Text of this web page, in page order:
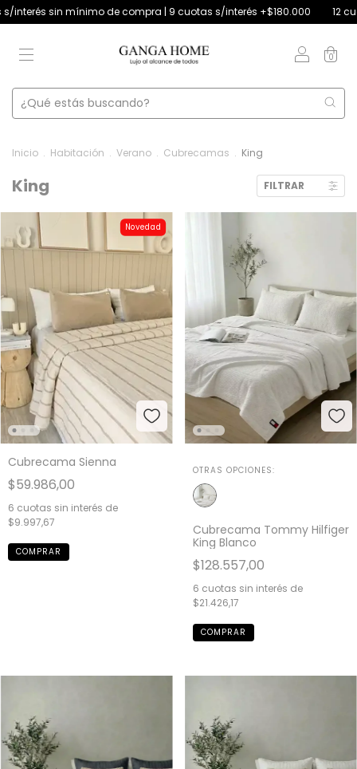
de compra | 9 cuotas s/interés +$180.000 12 cuotas s/
0
Inicio . Habitación . Verano . Cubrecamas . King
King FILTRAR
Novedad
Cubrecama Sienna
$59.986,00
6 cuotas sin interés de
$9.997,67
COMPRAR
OTRAS OPCIONES:
Cubrecama Tommy Hilfiger
King Blanco
$128.557,00
6 cuotas sin interés de
$21.426,17